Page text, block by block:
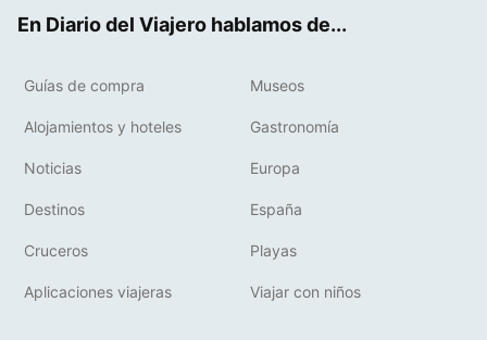
En Diario del Viajero hablamos de...
Guías de compra Museos
Alojamientos y hoteles Gastronomía
Noticias Europa
Destinos España
Cruceros Playas
Aplicaciones viajeras Viajar con niños